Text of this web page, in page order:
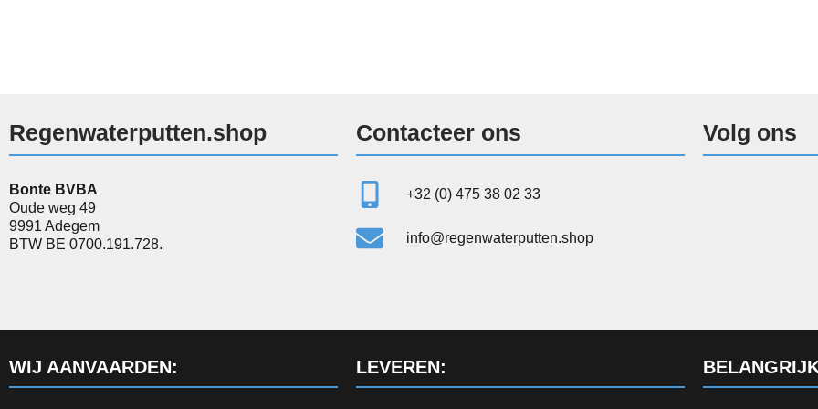
Regenwaterputten.shop
Bonte BVBA
Oude weg 49
9991 Adegem
BTW BE 0700.191.728.
Contacteer ons
+32 (0) 475 38 02 33
info@regenwaterputten.shop
Volg ons
WIJ AANVAARDEN: LEVEREN: